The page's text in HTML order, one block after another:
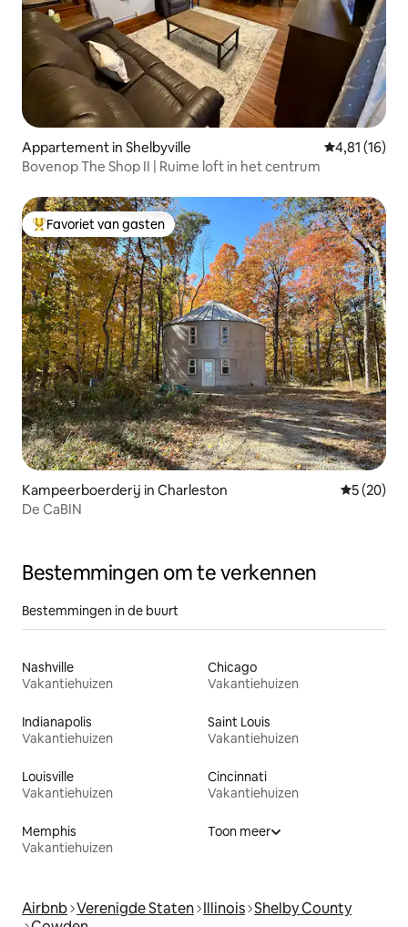
Appartement in Shelbyville Gemiddelde
4,81 (16)
Bovenop The Shop II | Ruime loft in het centrum
Topfavoriet van gasten
Favoriet van gasten
Kampeerboerderij in Charleston
5 (20)
De CaBIN
Bestemmingen om te verkennen
Bestemmingen in de buurt
Nashville
Vakantiehuizen
Chicago
Vakantiehuizen
Indianapolis
Vakantiehuizen
Saint Louis
Vakantiehuizen
Louisville
Vakantiehuizen
Cincinnati
Vakantiehuizen
Memphis
Vakantiehuizen
Toon meer
Airbnb Verenigde Staten Illinois Shelby County